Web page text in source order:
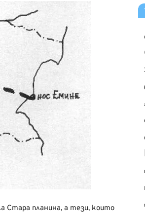
Стара планина, а тези, които